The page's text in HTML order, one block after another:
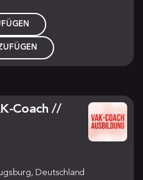
Coach //
Deutschland